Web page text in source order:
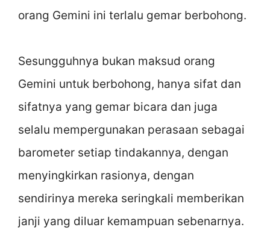
orang Gemini ini terlalu gemar berbohong.
Sesungguhnya bukan maksud orang
Gemini untuk berbohong, hanya sifat dan
sifatnya yang gemar bicara dan juga
selalu mempergunakan perasaan sebagai
barometer setiap tindakannya, dengan
menyingkirkan rasionya, dengan
sendirinya mereka seringkali memberikan
janji yang diluar kemampuan sebenarnya.